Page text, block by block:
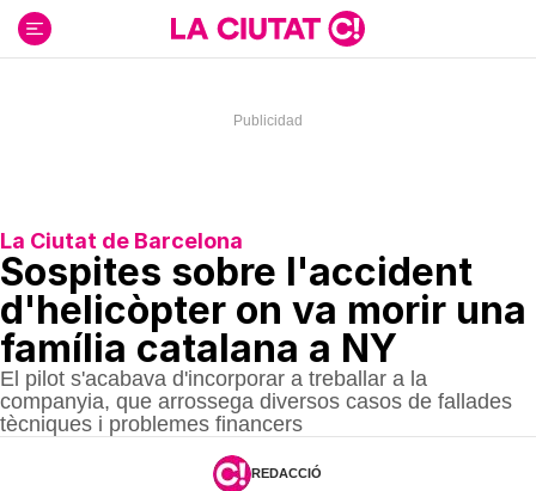
contenido
La Ciutat de Barcelona
Sospites sobre l'accident
d'helicòpter on va morir una
família catalana a NY
El pilot s'acabava d'incorporar a treballar a la
companyia, que arrossega diversos casos de fallades
tècniques i problemes financers
REDACCIÓ